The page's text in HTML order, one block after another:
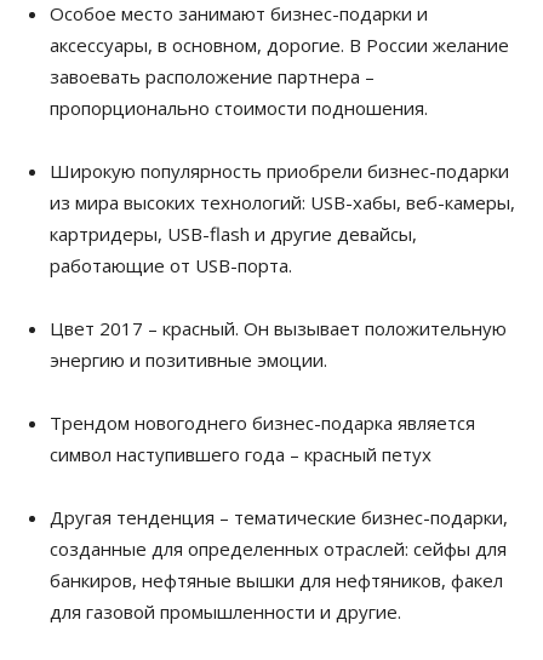
Особое место занимают бизнес-подарки и
аксессуары, в основном, дорогие. В России желание
завоевать расположение партнера –
пропорционально стоимости подношения.
Широкую популярность приобрели бизнес-подарки
из мира высоких технологий: USB-хабы, веб-камеры,
картридеры, USB-flash и другие девайсы,
работающие от USB-порта.
Цвет 2017 – красный. Он вызывает положительную
энергию и позитивные эмоции.
Трендом новогоднего бизнес-подарка является
символ наступившего года – красный петух
Другая тенденция – тематические бизнес-подарки,
созданные для определенных отраслей: сейфы для
банкиров, нефтяные вышки для нефтяников, факел
для газовой промышленности и другие.